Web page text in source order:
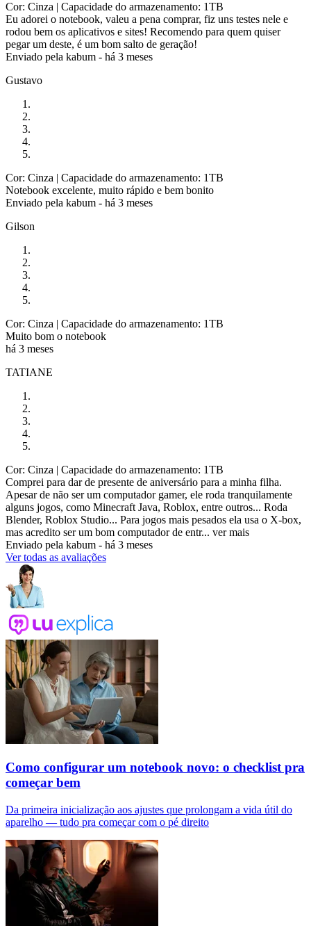
Cor: Cinza | Capacidade do armazenamento: 1TB
Eu adorei o notebook, valeu a pena comprar, fiz uns testes nele e
rodou bem os aplicativos e sites! Recomendo para quem quiser
pegar um deste, é um bom salto de geração!
Enviado pela kabum - há 3 meses
Gustavo
Cor: Cinza | Capacidade do armazenamento: 1TB
Notebook excelente, muito rápido e bem bonito
Enviado pela kabum - há 3 meses
Gilson
Cor: Cinza | Capacidade do armazenamento: 1TB
Muito bom o notebook
há 3 meses
TATIANE
Cor: Cinza | Capacidade do armazenamento: 1TB
Comprei para dar de presente de aniversário para a minha filha.
Apesar de não ser um computador gamer, ele roda tranquilamente
alguns jogos, como Minecraft Java, Roblox, entre outros... Roda
Blender, Roblox Studio... Para jogos mais pesados ela usa o X-box,
mas acredito ser um bom computador de entr... ver mais
Enviado pela kabum - há 3 meses
Ver todas as avaliações
Como configurar um notebook novo: o checklist pra
começar bem
Da primeira inicialização aos ajustes que prolongam a vida útil do
aparelho — tudo pra começar com o pé direito